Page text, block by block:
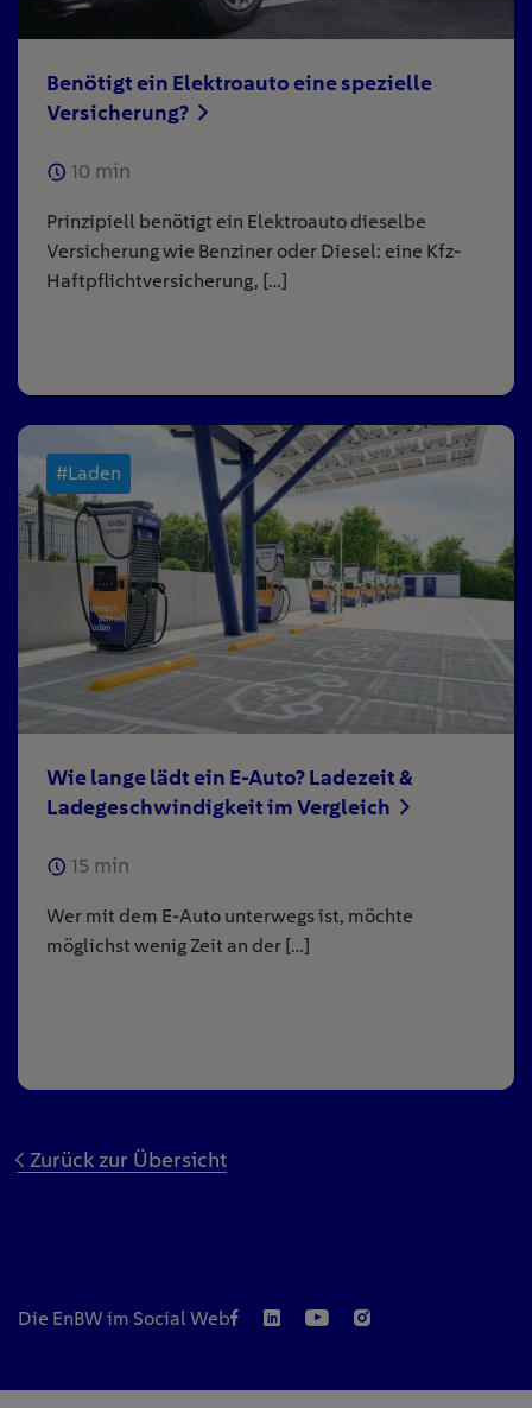
Benötigt ein Elektroauto eine spezielle
Versicherung?
10 min
Prinzipiell benötigt ein Elektroauto dieselbe
Versicherung wie Benziner oder Diesel: eine Kfz-
Haftpflichtversicherung, […]
#Laden
Wie lange lädt ein E-Auto? Ladezeit &
Ladegeschwindigkeit im Vergleich
15 min
Wer mit dem E-Auto unterwegs ist, möchte
möglichst wenig Zeit an der […]
Zurück zur Übersicht
Die EnBW im Social Web